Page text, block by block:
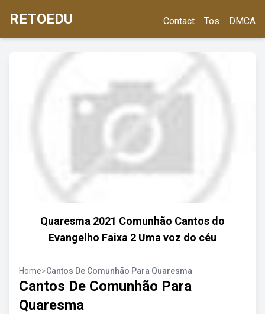
RETOEDU Contact Tos DMCA
Quaresma 2021 Comunhão Cantos do
Evangelho Faixa 2 Uma voz do céu
Home>Cantos De Comunhão Para Quaresma
Cantos De Comunhão Para
Quaresma